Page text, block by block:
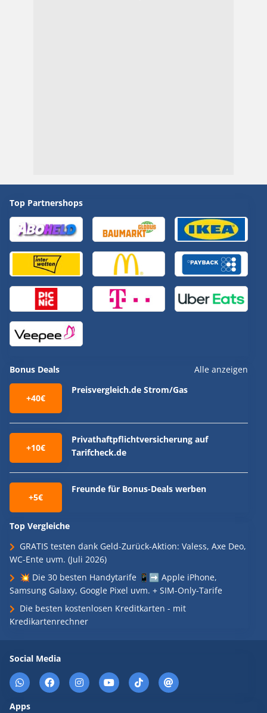
Top Partnershops
Bonus Deals Alle anzeigen
+40€
Preisvergleich.de Strom/Gas
+10€
Privathaftpflichtversicherung auf
Tarifcheck.de
+5€
Freunde für Bonus-Deals werben
Top Vergleiche
GRATIS testen dank Geld-Zurück-Aktion: Valess, Axe Deo,
WC-Ente uvm. (Juli 2026)
💥 Die 30 besten Handytarife 📱➡️ Apple iPhone,
Samsung Galaxy, Google Pixel uvm. + SIM-Only-Tarife
Die besten kostenlosen Kreditkarten - mit
Kredikartenrechner
Social Media
Apps